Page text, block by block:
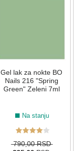
Gel lak za nokte BO
Nails 216 "Spring
Green" Zeleni 7ml
Na stanju
790,00 RSD